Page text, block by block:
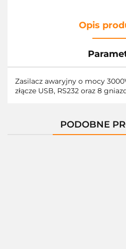
Opis
Zasilacz awaryjny o mocy
złącze USB, RS232 oraz 8
PODOBNE